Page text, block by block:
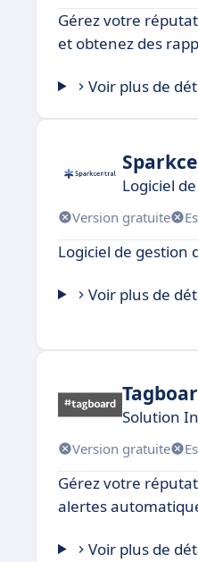
Gérez votre
et obtenez des
Voir plus de
Logiciel
Version gratuite
Logiciel de gestion
Voir plus de
Solution
Version gratuite
Gérez votre
alertes
Voir plus de